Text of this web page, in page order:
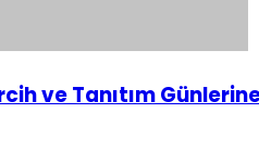
ve Tanıtım